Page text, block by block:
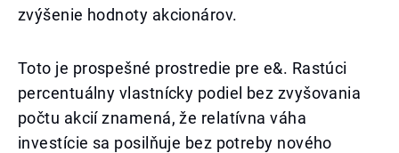
zvýšenie hodnoty akcionárov.
Toto je prospešné prostredie pre e&. Rastúci
percentuálny vlastnícky podiel bez zvyšovania
počtu akcií znamená, že relatívna váha
investície sa posilňuje bez potreby nového